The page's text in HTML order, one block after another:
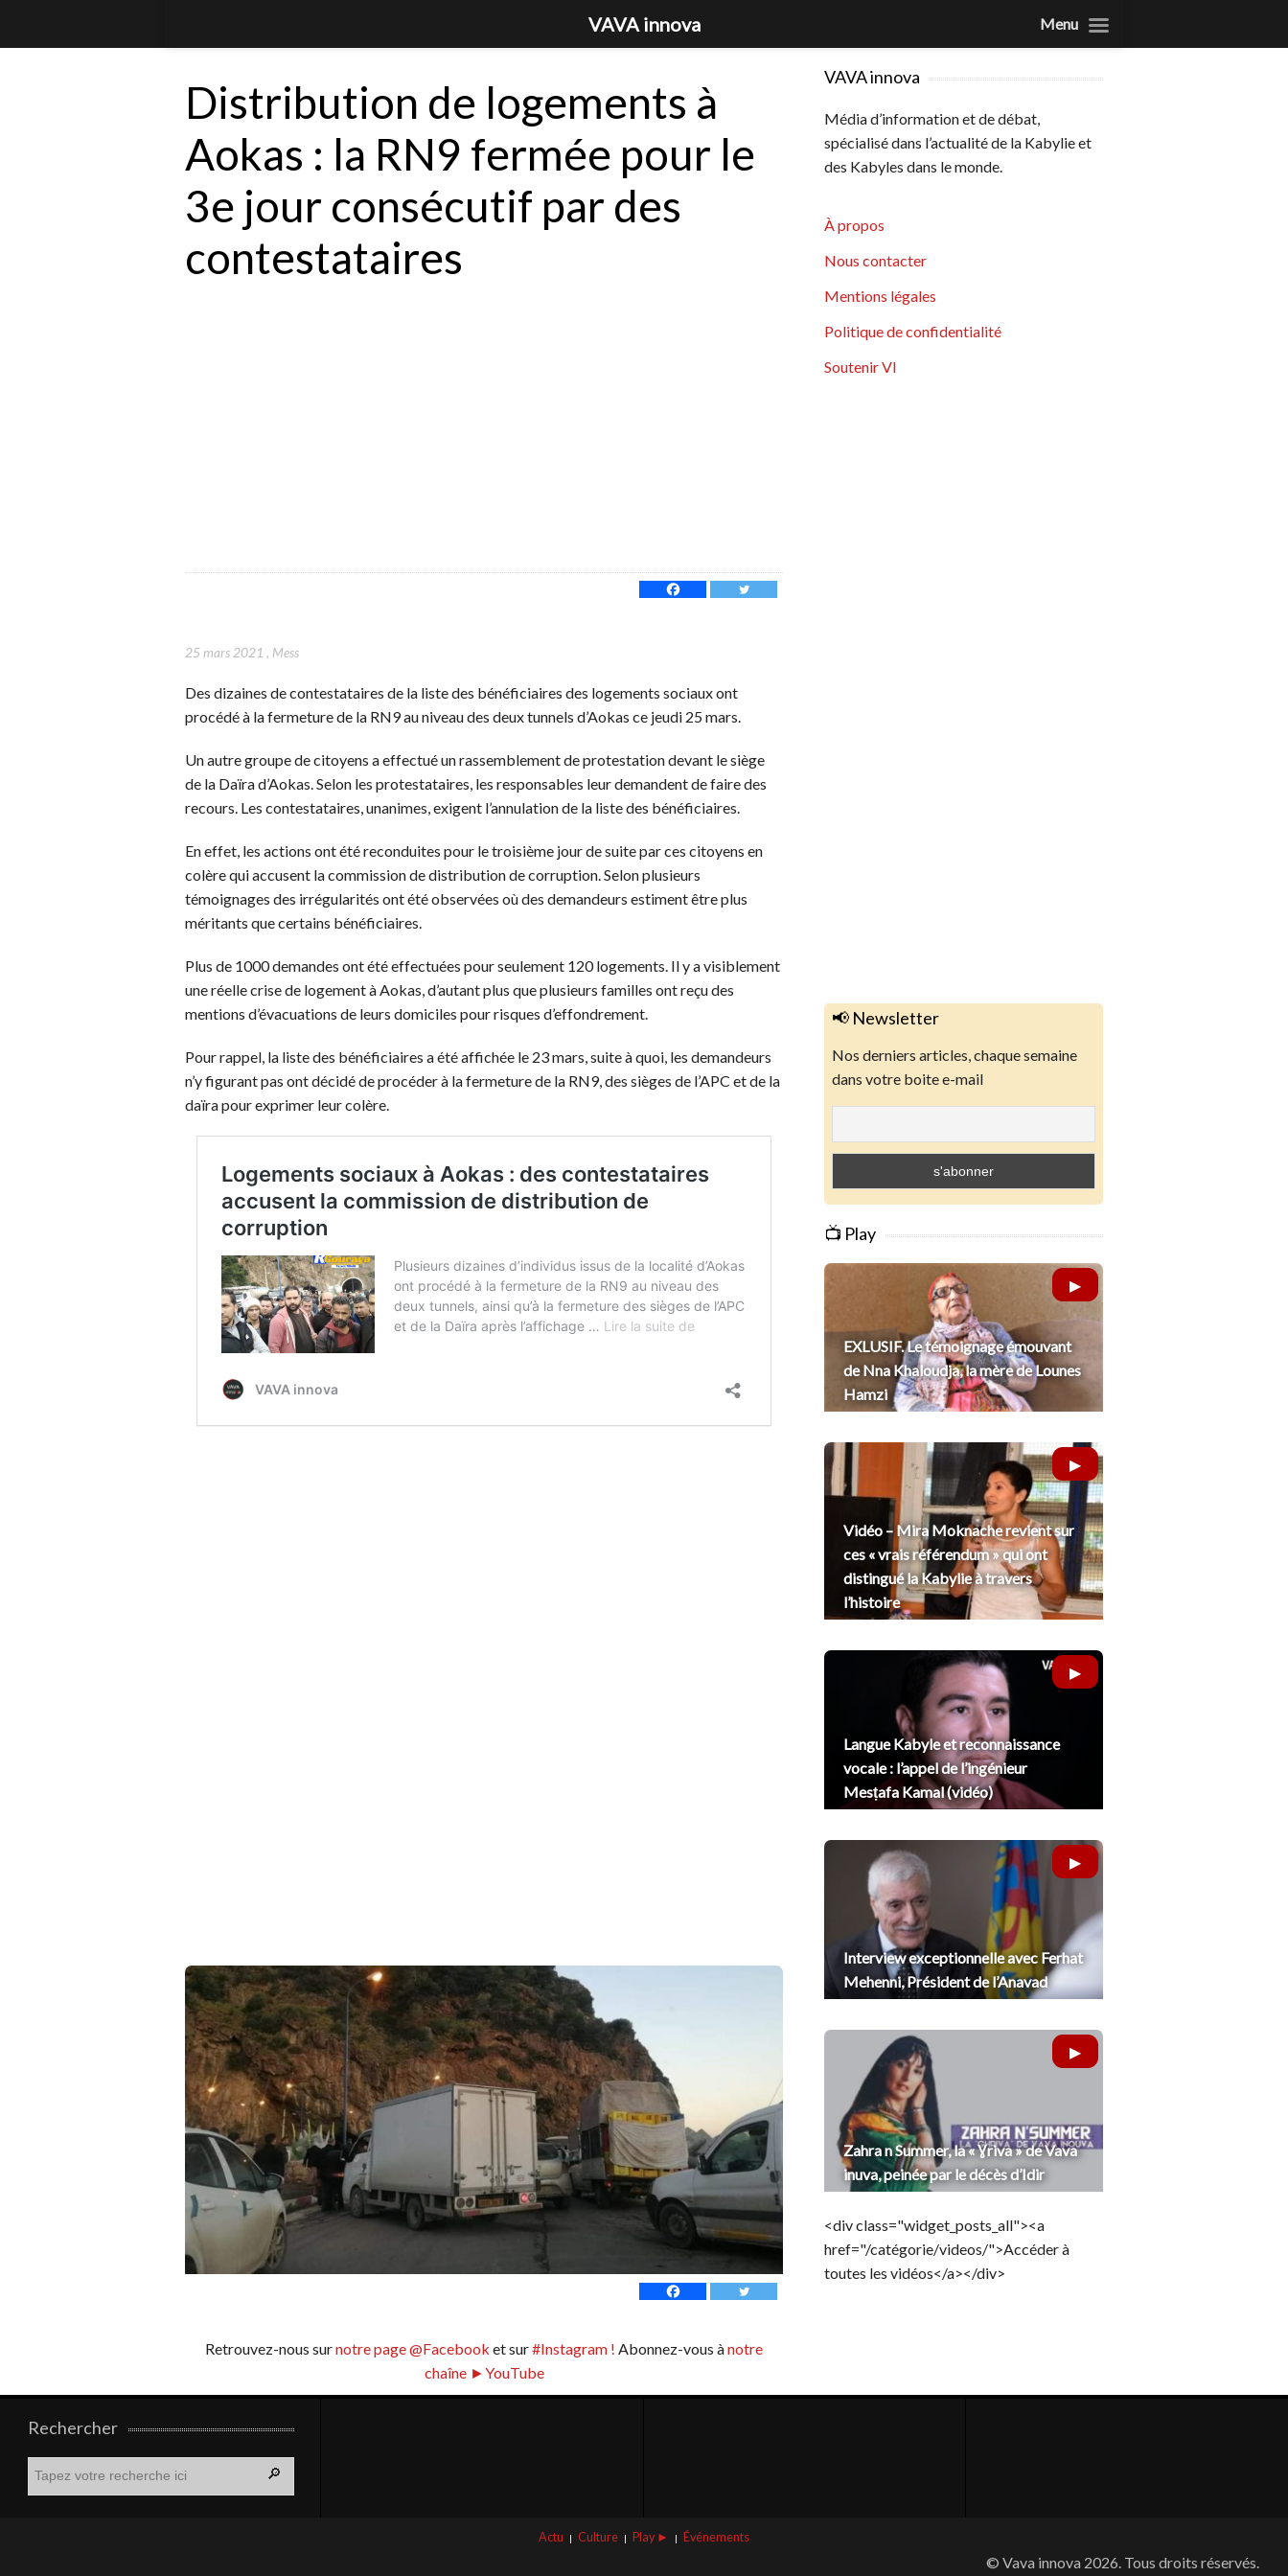
Distribution de logements à
Aokas : la RN9 fermée pour le
3e jour consécutif par des
contestataires
25 mars 2021 , Mess
Des dizaines de contestataires de la liste des bénéficiaires des logements sociaux ont
procédé à la fermeture de la RN9 au niveau des deux tunnels d’Aokas ce jeudi 25 mars.
Un autre groupe de citoyens a effectué un rassemblement de protestation devant le siège
de la Daïra d’Aokas. Selon les protestataires, les responsables leur demandent de faire des
recours. Les contestataires, unanimes, exigent l’annulation de la liste des bénéficiaires.
En effet, les actions ont été reconduites pour le troisième jour de suite par ces citoyens en
colère qui accusent la commission de distribution de corruption. Selon plusieurs
témoignages des irrégularités ont été observées où des demandeurs estiment être plus
méritants que certains bénéficiaires.
Plus de 1000 demandes ont été effectuées pour seulement 120 logements. Il y a visiblement
une réelle crise de logement à Aokas, d’autant plus que plusieurs familles ont reçu des
mentions d’évacuations de leurs domiciles pour risques d’effondrement.
Pour rappel, la liste des bénéficiaires a été affichée le 23 mars, suite à quoi, les demandeurs
n’y figurant pas ont décidé de procéder à la fermeture de la RN9, des sièges de l’APC et de la
daïra pour exprimer leur colère.
Retrouvez-nous surnotre page @Facebook et sur#Instagram ! Abonnez-vous ànotre
chaîne ►YouTube
VAVA innova
Média d’information et de débat,
spécialisé dans l’actualité de la Kabylie et
des Kabyles dans le monde.
À propos
Nous contacter
Mentions légales
Politique de confidentialité
Soutenir VI
📢 Newsletter
Nos derniers articles, chaque semaine
dans votre boite e-mail
📺 Play
EXLUSIF. Le témoignage émouvant
de Nna Khaloudja, la mère de Lounes
Hamzi
Vidéo – Mira Moknache revient sur
ces « vrais référendum » qui ont
distingué la Kabylie à travers
l’histoire
Langue Kabyle et reconnaissance
vocale : l’appel de l’ingénieur
Mesṭafa Kamal (vidéo)
Interview exceptionnelle avec Ferhat
Mehenni, Président de l’Anavad
Zahra n Summer, la « Ɣriva » de Vava
inuva, peinée par le décès d’Idir
<div class="widget_posts_all"><a
href="/catégorie/videos/">Accéder à
toutes les vidéos</a></div>
Rechercher
Actu Culture Play ► Événements
© Vava innova 2026. Tous droits réservés.
VAVA innova Menu